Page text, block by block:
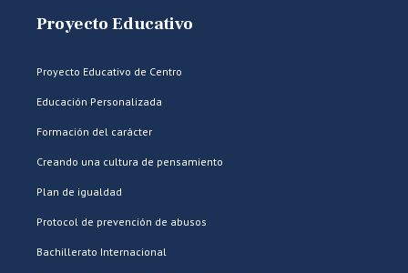
Proyecto Educativo
Proyecto Educativo de Centro
Educación Personalizada
Formación del carácter
Creando una cultura de pensamiento
Plan de igualdad
Protocol de prevención de abusos
Bachillerato Internacional